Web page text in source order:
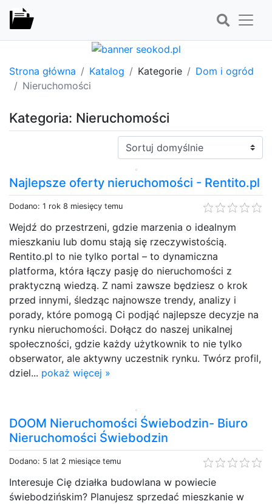
Strona główna Katalog Kategorie
Dom i ogród
Nieruchomości
Kategoria: Nieruchomości
Sortuj:
Najlepsze oferty nieruchomości - Rentito.pl
Dodano: 1 rok 8 miesięcy temu
Wejdź do przestrzeni, gdzie marzenia o idealnym
mieszkaniu lub domu stają się rzeczywistością.
Rentito.pl to nie tylko portal – to dynamiczna
platforma, która łączy pasję do nieruchomości z
praktyczną wiedzą. Z nami zawsze będziesz o krok
przed innymi, śledząc najnowsze trendy, analizy i
porady, które pomogą Ci podjąć najlepsze decyzje na
rynku nieruchomości. Dołącz do naszej unikalnej
społeczności, gdzie każdy użytkownik to nie tylko
obserwator, ale aktywny uczestnik rynku. Twórz profil,
dziel... pokaż więcej »
DOOM Nieruchomości Świebodzin- Biuro
Nieruchomości Świebodzin
Dodano: 5 lat 2 miesiące temu
Interesuje Cię działka budowlana w powiecie
świebodzińskim? Planujesz sprzedać mieszkanie w